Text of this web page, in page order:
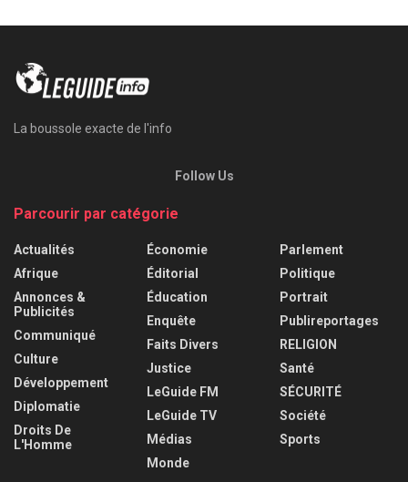
La boussole exacte de l'info
Follow Us
Parcourir par catégorie
Actualités
Afrique
Annonces &
Publicités
Communiqué
Culture
Développement
Diplomatie
Droits De
L'Homme
Économie
Éditorial
Éducation
Enquête
Faits Divers
Justice
LeGuide FM
LeGuide TV
Médias
Monde
Parlement
Politique
Portrait
Publireportages
RELIGION
Santé
SÉCURITÉ
Société
Sports